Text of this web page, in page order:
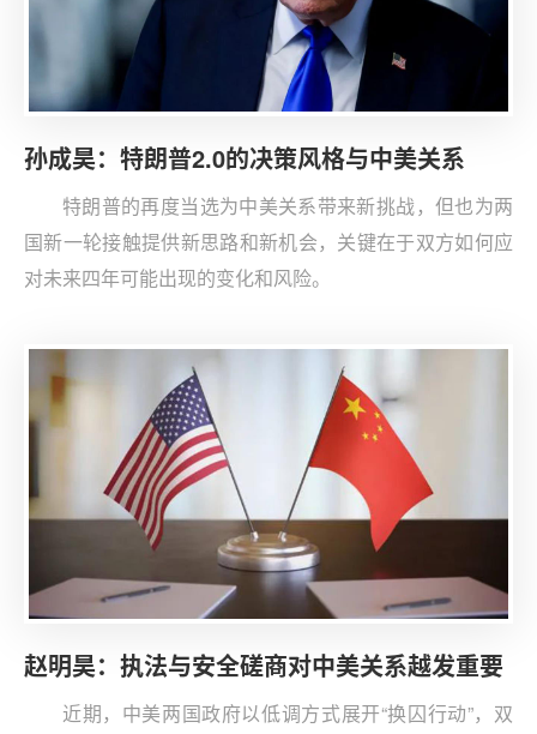
令中国的技术水平倒退，进而以强大的美国技术实力实现
对华“竞而胜之”的目标。美国政府着眼对华战略竞争，加
快推动构建国家安全创新网络，国防部、国务院、中央情
的国家安全导向更为突出。加大对华科技竞争已经成为美
国共和党和民主党的共识。考虑到美国科技界精英对特朗
普的支持，以及副总统万斯、特朗普家族等与硅谷之间错
综复杂的社会关系网络，特朗普第二任期的对华科技施压
出。
孙成昊：特朗普2.0的决策风格与中美关系
特朗普的再度当选为中美关系带来新挑战，但也为两
国新一轮接触提供新思路和新机会，关键在于双方如何应
对未来四年可能出现的变化和风险。
赵明昊：执法与安全磋商对中美关系越发重要
近期，中美两国政府以低调方式展开“换囚行动”，双